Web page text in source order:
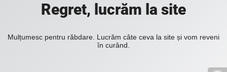
Regret, lucrăm la site
Mulțumesc pentru răbdare. Lucrăm câte ceva la site și vom reveni
în curând.